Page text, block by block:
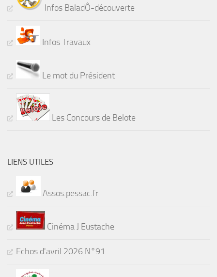
Infos BaladÔ-découverte
Infos Travaux
Le mot du Président
Les Concours de Belote
LIENS UTILES
Assos.pessac.fr
Cinéma J Eustache
Echos d'avril 2026 N°91